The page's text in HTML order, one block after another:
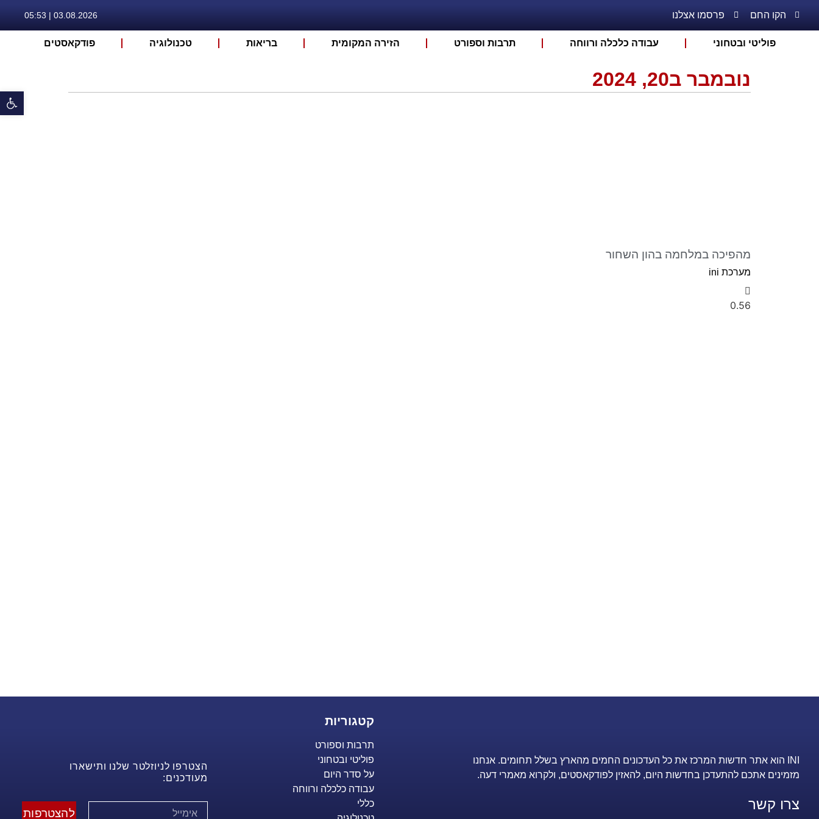
הקו החם פרסמו אצלנו 03.08.2026 | 05:53
פוליטי ובטחוני עבודה כלכלה ורווחה תרבות וספורט הזירה המקומית בריאות טכנולוגיה פודקאסטים
נובמבר ב20, 2024
מהפיכה במלחמה בהון השחור
מערכת ini
INI הוא אתר חדשות המרכז את כל העדכונים החמים מהארץ בשלל תחומים. אנחנו
מזמינים אתכם להתעדכן בחדשות היום, להאזין לפודקאסטים, ולקרוא מאמרי דעה.
צרו קשר
קטגוריות
תרבות וספורט
פוליטי ובטחוני
על סדר היום
עבודה כלכלה ורווחה
כללי
הצטרפו לניוזלטר שלנו ותישארו
מעודכנים:
להצטרפות